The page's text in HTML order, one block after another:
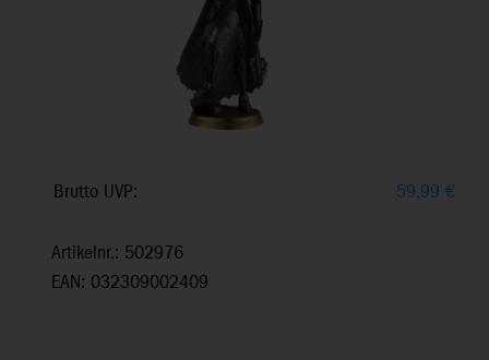
Brutto UVP: 59,99 €
Artikelnr.: 502976
EAN: 032309002409